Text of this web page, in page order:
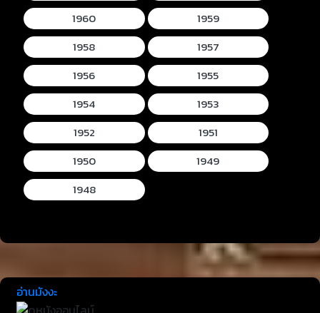
1960
1959
1958
1957
1956
1955
1954
1953
1952
1951
1950
1949
1948
อ่านมังงะ